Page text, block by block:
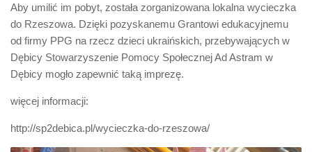
Aby umilić im pobyt, została zorganizowana lokalna wycieczka
do Rzeszowa. Dzięki pozyskanemu Grantowi edukacyjnemu
od firmy PPG na rzecz dzieci ukraińskich, przebywających w
Dębicy Stowarzyszenie Pomocy Społecznej Ad Astram w
Dębicy mogło zapewnić taką imprezę.
więcej informacji:
http://sp2debica.pl/wycieczka-do-rzeszowa/